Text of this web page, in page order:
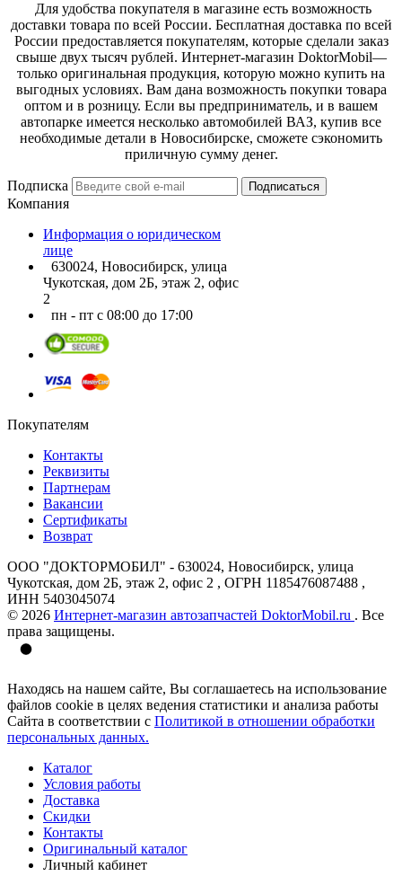
Для удобства покупателя в магазине есть возможность
доставки товара по всей России. Бесплатная доставка по всей
России предоставляется покупателям, которые сделали заказ
свыше двух тысяч рублей. Интернет-магазин DoktorMobil—
только оригинальная продукция, которую можно купить на
выгодных условиях. Вам дана возможность покупки товара
оптом и в розницу. Если вы предприниматель, и в вашем
автопарке имеется несколько автомобилей ВАЗ, купив все
необходимые детали в Новосибирске, сможете сэкономить
приличную сумму денег.
Подписка Подписаться
Компания
Информация о юридическом
лице
630024, Новосибирск, улица
Чукотская, дом 2Б, этаж 2, офис
2
пн - пт с 08:00 до 17:00
Покупателям
Контакты
Реквизиты
Партнерам
Вакансии
Сертификаты
Возврат
ООО "ДОКТОРМОБИЛ" - 630024, Новосибирск, улица
Чукотская, дом 2Б, этаж 2, офис 2 , ОГРН 1185476087488 ,
ИНН 5403045074
© 2026 Интернет-магазин автозапчастей DoktorMobil.ru . Все
права защищены.
Находясь на нашем сайте, Вы соглашаетесь на использование
файлов cookie в целях ведения статистики и анализа работы
Сайта в соответствии с Политикой в отношении обработки
персональных данных.
Каталог
Условия работы
Доставка
Скидки
Контакты
Оригинальный каталог
Личный кабинет